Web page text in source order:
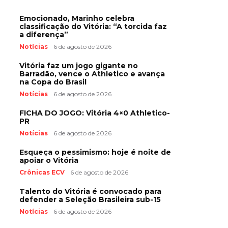
Emocionado, Marinho celebra
classificação do Vitória: “A torcida faz
a diferença”
Notícias 6 de agosto de 2026
Vitória faz um jogo gigante no
Barradão, vence o Athletico e avança
na Copa do Brasil
Notícias 6 de agosto de 2026
FICHA DO JOGO: Vitória 4×0 Athletico-
PR
Notícias 6 de agosto de 2026
Esqueça o pessimismo: hoje é noite de
apoiar o Vitória
Crônicas ECV 6 de agosto de 2026
Talento do Vitória é convocado para
defender a Seleção Brasileira sub-15
Notícias 6 de agosto de 2026